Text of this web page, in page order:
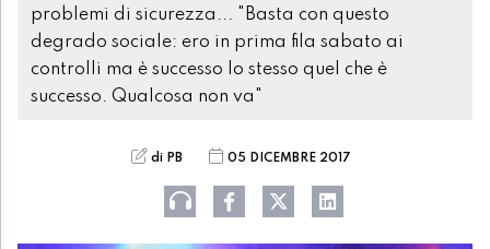
problemi di sicurezza... "Basta con questo
degrado sociale: ero in prima fila sabato ai
controlli ma è successo lo stesso quel che è
successo. Qualcosa non va"
di PB 05 DICEMBRE 2017